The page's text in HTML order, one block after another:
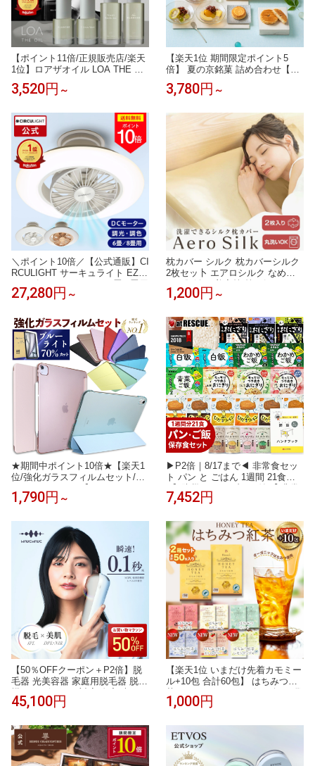
【ポイント11倍/正規販売店/楽天
1位】ロアザオイル LOA THE OIL
100ml 30mL ヘアオイル 洗い流さ
ないトリートメント ヘアケア ギ
リスモークティー ジャスミンド
レ シトラスベール ラテローズ ミ
スティックウッド ペアブランシ
ュ ノワール
3,520円 ～
【楽天1位 期間限定ポイント5
倍】 夏の京銘菓 詰め合わせ【公
式】京都 鼓月 送料無料 / お中元
中元 和菓子 京都 老舗 最強配送
手土産 お土産 帰省 初盆 盆 お盆
夏 内祝 お見舞い 出産 結婚祝い
ギフト 高級 贈り物 お供
3,780円 ～
＼ポイント10倍／【公式通販】CI
RCULIGHT サーキュライト EZシ
リーズ スイングモデル 6畳 8畳用
｜ 木目調 ライトウッド LED シ
ンライト ファン付き照明 サーキ
ュレーター 簡単取付 リモコン お
しゃれ 調光 調色 軽量 風の出る
照明 タコス家電
27,280円 ～
枕カバー シルク 枕カバーシルク
2枚セッ卜 エアロシルク なめら
かな肌触り 美容枕 枕 ピローケー
ス 冷感 ひんやり 洗濯機・乾燥機
の入口に、やさしさだけを 。
1,200円 ～
★期間中ポイント10倍★【楽天1
位/強化ガラスフィルムセット/ブ
ルーライトカット】iPad ケース i
Pad Air11/Air13(M4/M3/M2) Pro1
10世代 第9世代 第8/7/6/5世代 カ
バー Air5 Air4 mini7 mini6 mini5
mini4 Air Air2 軽量 保護フィルム
1,790円 ～
▶P2倍｜8/17まで◀ 非常食セッ
ト パン と ごはん 1週間 21食【O
N】防災 ハンドブック付 【 非常
食 レストラン シリーズ 】 (パン
食 長期保存 5年保存 アルファ米
おにぎり 備蓄米 1人 分 7日 尾西
サタケ ひだまりパン
7,452円
【50％OFFクーポン＋P2倍】脱
毛器 光美容器 家庭用脱毛器 脱毛
ト フォトケア IPL NIR DPL 光美
メンズ レディース シミ そばかす
肌ケア リフトケア ムダ毛ケア ワ
キ ヒゲ 脇 顔 自宅 照射早い 簡単
プレゼント
45,100円
【楽天1位 いまだけ先着カモミー
ル+10包 合計60包】 はちみつ紅
入り2箱セット はちみつ紅茶 JB
バッグ セイロンファミリー スリ
ランカ リラックス カフェ 蜂蜜紅
茶 ノンカフェイン メール便 送料
無料
1,000円